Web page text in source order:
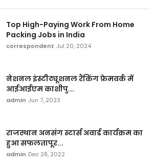
Top High-Paying Work From Home
Packing Jobs in India
correspondent Jul 20, 2024
नेशनल इंस्टीट्यूशनल रैंकिंग फ्रेमवर्क में
आईआईएम काशीपु...
admin Jun 7, 2023
राजस्थान अनसंग स्टार्स अवार्ड कार्यक्रम का
हुआ सफलतापूर...
admin Dec 28, 2022